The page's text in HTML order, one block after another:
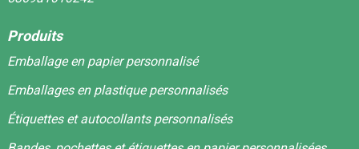
Produits
Emballage en papier personnalisé
Emballages en plastique personnalisés
Étiquettes et autocollants personnalisés